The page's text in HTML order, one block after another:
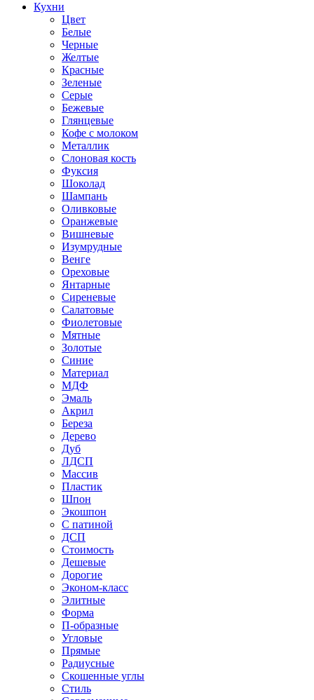
Кухни
Цвет
Белые
Черные
Желтые
Красные
Зеленые
Серые
Бежевые
Глянцевые
Кофе с молоком
Металлик
Слоновая кость
Фуксия
Шоколад
Шампань
Оливковые
Оранжевые
Вишневые
Изумрудные
Венге
Ореховые
Янтарные
Сиреневые
Салатовые
Фиолетовые
Мятные
Золотые
Синие
Материал
МДФ
Эмаль
Акрил
Береза
Дерево
Дуб
ЛДСП
Массив
Пластик
Шпон
Экошпон
С патиной
ДСП
Стоимость
Дешевые
Дорогие
Эконом-класс
Элитные
Форма
П-образные
Угловые
Прямые
Радиусные
Скошенные углы
Стиль